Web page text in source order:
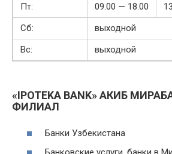
Пт:
09.00 — 18.00
Сб:
выходной
Вс:
выходной
«IPOTEKA BANK» АКИБ
ФИЛИАЛ
Банки Узбекистана